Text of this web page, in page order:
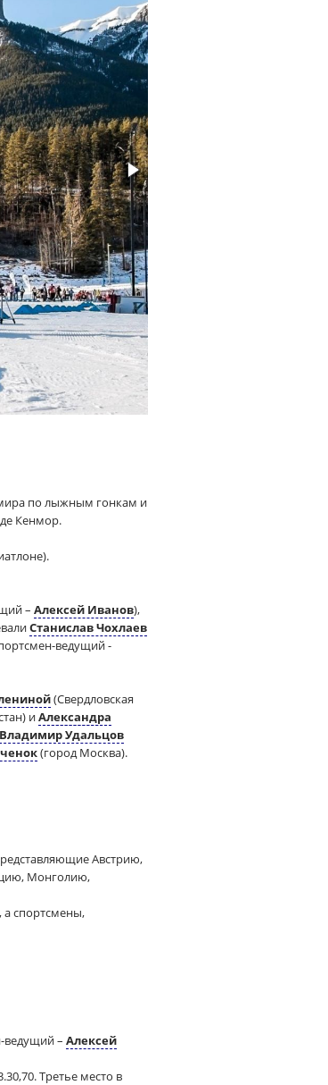
мира по лыжным гонкам и
Кенмор.
– Алексей Иванов),
Станислав Чохлаев
ведущий -
(Свердловская
иАлександра
Владимир Удальцов
(город Москва).
Австрию,
Монголию,
спортсмены,
ведущий – Алексей
Третье место в